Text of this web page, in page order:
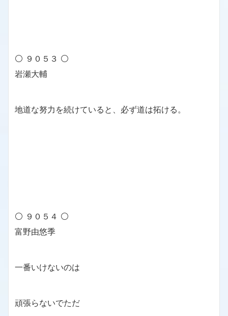
⚪ ９０５３ ⚪
岩瀬大輔
地道な努力を続けていると、必ず道は拓ける。
⚪ ９０５４ ⚪
富野由悠季
一番いけないのは
頑張らないでただ